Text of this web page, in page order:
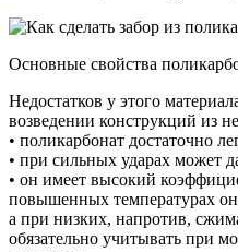
Основные свойства
Недостатков у этого
возведении конструкций из
• поликарбонат достаточно
• при сильных ударах может
• он имеет высокий
повышенных температурах он
а при низких, напротив,
обязательно учитывать при